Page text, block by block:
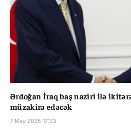
Ərdoğan İraq baş naziri ilə
müzakirə edəcək
7 May 2025 17:33